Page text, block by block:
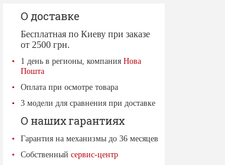
О доставке
Бесплатная по Киеву при заказе
от 2500 грн.
1 день в регионы, компанияНова
Пошта
Оплата при осмотре товара
3 модели для сравнения при доставке
О наших гарантиях
Гарантия на механизмы до 36 месяцев
Собственныйсервис-центр